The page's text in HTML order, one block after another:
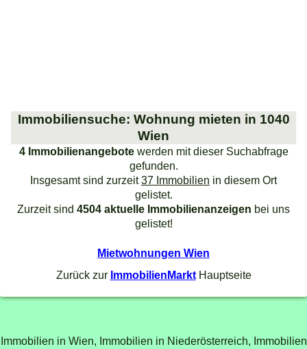
Immobiliensuche: Wohnung mieten in 1040
Wien
4 Immobilienangebotewerden mit dieser Suchabfrage
gefunden.
Insgesamt sind zurzeit37 Immobilien in diesem Ort
gelistet.
Zurzeit sind 4504 aktuelle Immobilienanzeigen bei uns
gelistet!
Mietwohnungen Wien
Zurück zur ImmobilienMarktHauptseite
Immobilien in Wien, Immobilien in Niederösterreich, Immobilien